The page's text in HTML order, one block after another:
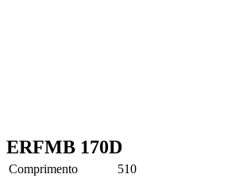
ERFMB 170D
Comprimento
510